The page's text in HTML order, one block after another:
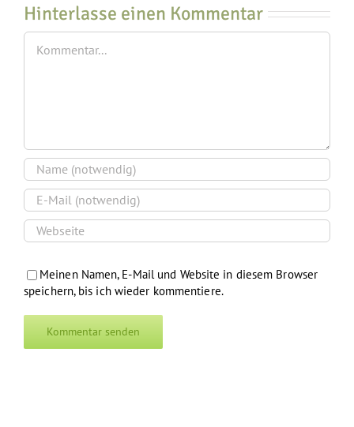
Hinterlasse einen Kommentar
Kommentar
Meinen Namen, E-Mail und Website in diesem Browser
speichern, bis ich wieder kommentiere.